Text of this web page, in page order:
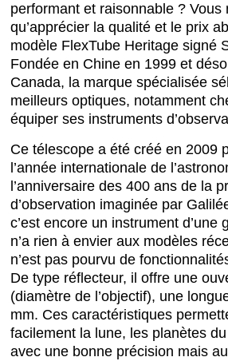
performant et raisonnable ? Vous
qu’apprécier la qualité et le prix
modèle FlexTube Heritage signé
Fondée en Chine en 1999 et
Canada, la marque spécialisée
meilleurs optiques, notamment
équiper ses instruments
Ce télescope a été créé en 2009
l’année internationale de
l’anniversaire des 400 ans de la
d’observation imaginée par
c’est encore un instrument d’une
n’a rien à envier aux modèles
n’est pas pourvu de
De type réflecteur, il offre une
(diamètre de l’objectif), une
mm. Ces caractéristiques
facilement la lune, les planètes
avec une bonne précision mais